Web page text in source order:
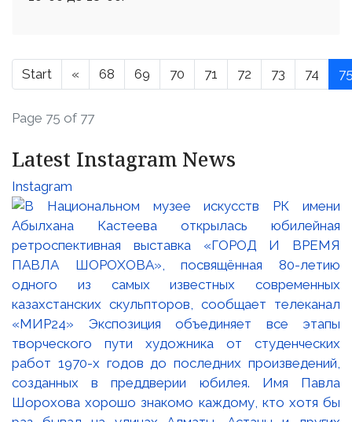
Start « 68 69 70 71 72 73 74
Page 75 of 77
Latest Instagram News
Instagram